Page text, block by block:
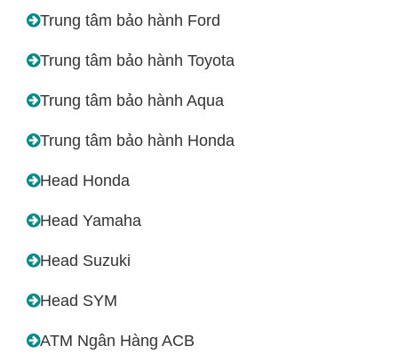
Trung tâm bảo hành Ford
Trung tâm bảo hành Toyota
Trung tâm bảo hành Aqua
Trung tâm bảo hành Honda
Head Honda
Head Yamaha
Head Suzuki
Head SYM
ATM Ngân Hàng ACB